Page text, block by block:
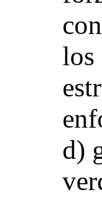
los
d)